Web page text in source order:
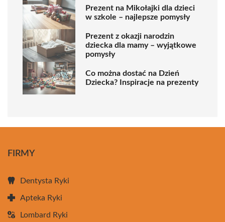
Prezent na Mikołajki dla dzieci
w szkole – najlepsze pomysły
Prezent z okazji narodzin
dziecka dla mamy – wyjątkowe
pomysły
Co można dostać na Dzień
Dziecka? Inspiracje na prezenty
FIRMY
Dentysta Ryki
Apteka Ryki
Lombard Ryki